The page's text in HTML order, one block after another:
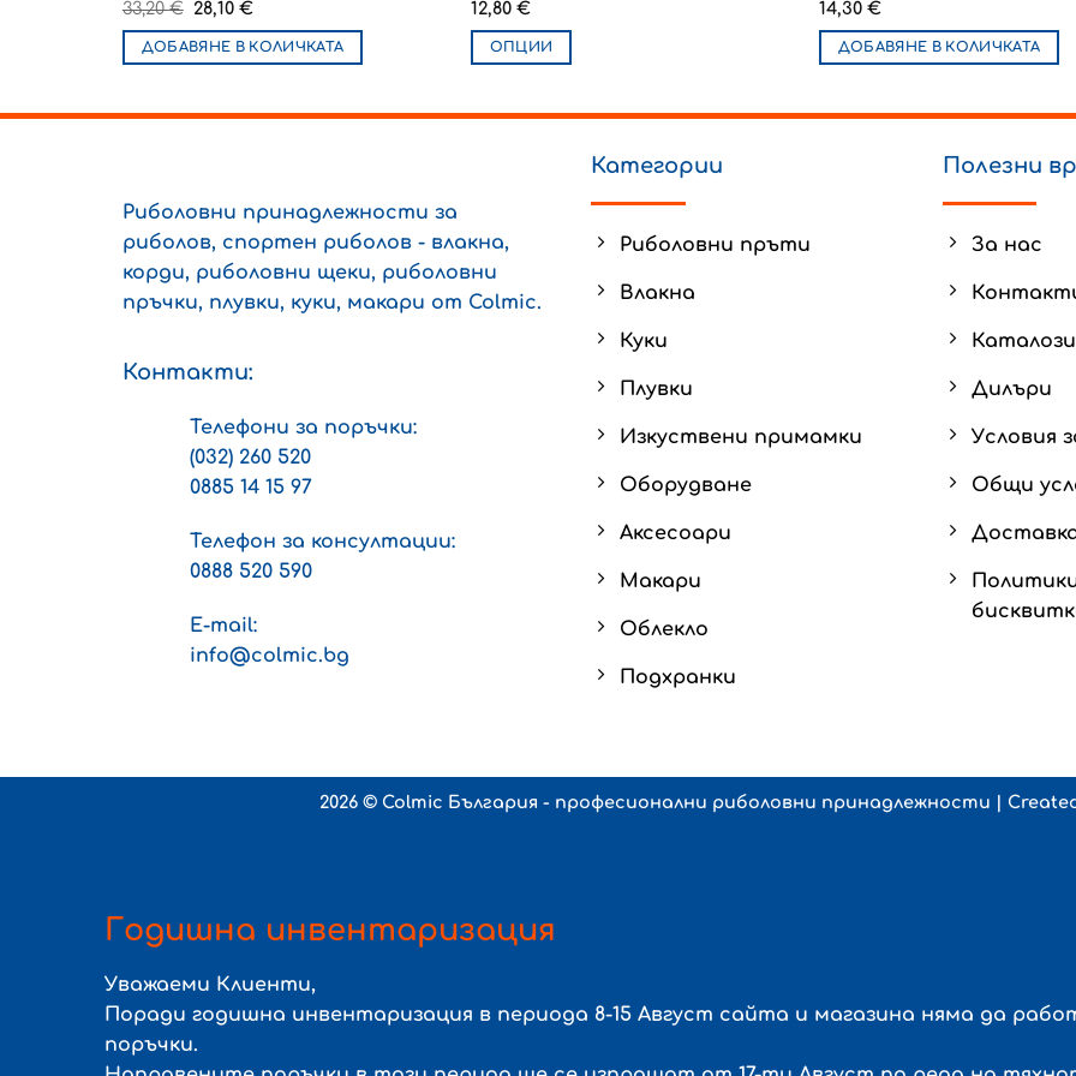
33,20€ Original
price
was:
33,20 €.
28,10€Текущата
е:
28,10 €.
ДОБАВЯНЕ В КОЛИЧКАТА
12,80 €
ОПЦИИ
options
may
be
14,30 €
ДОБАВЯНЕ В КОЛИЧКАТА
Риболовни принадлежности за
риболов, спортен риболов - влакна,
корди, риболовни щеки, риболовни
пръчки, плувки, куки, макари от Colmic.
Контакти:
Телефони за поръчки:
(032) 260 520
0885 14 15 97
Телефон за консултации:
0888 520 590
E-mail:
info@colmic.bg
Категории
Риболовни пръти
Влакна
Куки
Плувки
Изкуствени примамки
Оборудване
Аксесоари
Макари
Облекло
Подхранки
Полезни
За нас
Каталози
Дилъри
Условия
Общи
2026 © Colmic България - професионални риболовни принадлежности |
Годишна инвентаризация
Уважаеми Клиенти,
Поради годишна инвентаризация в периода 8-15 Август сайта и магазина няма да
поръчки.